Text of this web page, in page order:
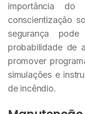
importância
conscientização
segurança
probabilidade de
promover
simulações e
de incêndio.